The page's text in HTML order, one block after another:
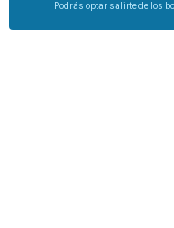
Podrás optar salirte de los